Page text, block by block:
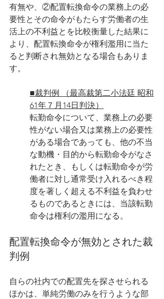
有無や、②配置転換命令の業務上の必
要性とその命令がもたらす労働者の生
活上の不利益とを比較衡量した結果に
より、配置転換命令が権利濫用に当た
ると判断され無効となる場合もありま
す。
■裁判例 （最高裁第二小法廷 昭和
61年７月14日判決）
転勤命令について、業務上の必要
性がない場合又は業務上の必要性
がある場合であっても、他の不当
な動機・目的から転勤命令がなさ
れたとき、もしくは転勤命令が労
働者に対し通常受け入れるべき程
度を著しく超える不利益を負わせ
るものであるときには、当該転勤
命令は権利の濫用になる。
配置転換命令が無効とされた裁
判例
自らの社内での配置先を探させられる
ほかは、単純労働のみを行うような部